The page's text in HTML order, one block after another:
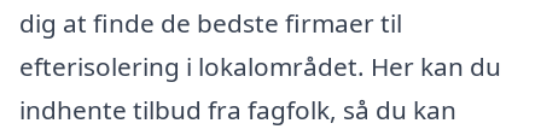
dig at finde de bedste firmaer til
efterisolering i lokalområdet. Her kan du
indhente tilbud fra fagfolk, så du kan